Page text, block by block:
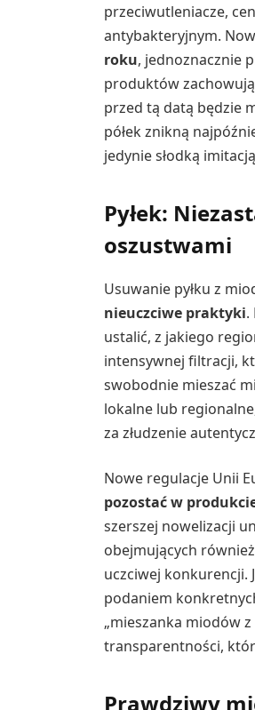
przeciwutleniacze,
antybakteryjnym.
roku, jednoznacznie
produktów
przed tą datą będzie
półek znikną
jedynie słodką
Pyłek:
oszustwami
Usuwanie pyłku z
nieuczciwe praktyki.
ustalić, z jakiego
intensywnej filtracji,
swobodnie mieszać
lokalne lub
za złudzenie
Nowe regulacje Unii
pozostać w
szerszej nowelizacji
obejmujących
uczciwej konkurencji.
podaniem
„mieszanka miodów
transparentności,
Prawdziwy